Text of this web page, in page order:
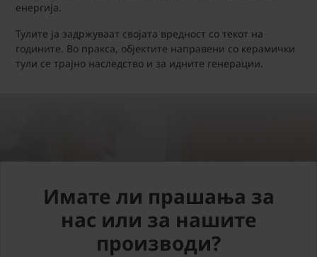
енергија.
Тулите ја задржуваат својата вредност со текот на
годините. Во пракса, објектите направени со керамички
тули се трајно наследство и за идните генерации.
Имате ли прашања за
нас или за нашите
производи?